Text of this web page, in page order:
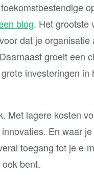
blog. Het grootste
dat je
groeit een
investeringen
Met lagere kosten
En waar
toegang tot je e-
bent.